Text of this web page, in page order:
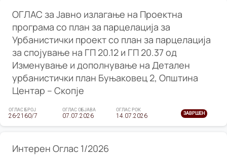
ОГЛАС за Јавно излагање на Проектна
програма со план за парцелација за
Урбанистички проект со план за парцелација
за спојување на ГП 20.12 и ГП 20.37 од
Изменување и дополнување на Детален
урбанистички план Буњаковец 2, Општина
Центар – Скопје
ОГЛАС БРОЈ
26-2160/7
ОГЛАС ОБЈАВА
07.07.2026
ОГЛАС РОК
14.07.2026 ЗАВРШЕН
Интерен Оглас 1/2026